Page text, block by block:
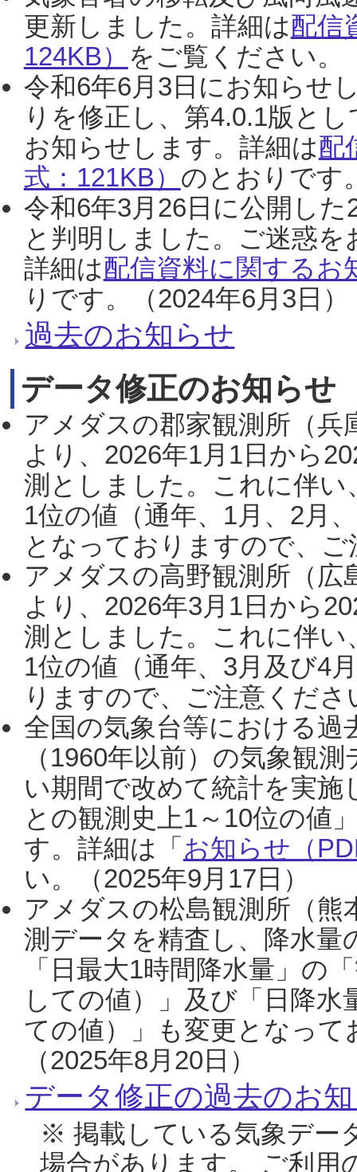
更新しました。詳細は配信
124KB） をご覧ください。
令和6年6月3日にお知らせ
りを修正し、第4.0.1版と
お知らせします。詳細は配
式：121KB） のとおりです
令和6年3月26日に公開し
と判明しました。ご迷惑
詳細は配信資料に関するお
りです。（2024年6月3日）
過去のお知らせ
データ修正のお知らせ
アメダスの郡家観測所（
より、2026年1月1日から
測としました。これに伴い
1位の値（通年、1月、2月
となっておりますので、
アメダスの高野観測所（
より、2026年3月1日から
測としました。これに伴い
1位の値（通年、3月及び4
りますので、ご注意くだ
全国の気象台等における過
（1960年以前）の気象観
い期間で改めて統計を実
との観測史上1～10位の値
す。詳細は「 お知らせ（
い。（2025年9月17日）
アメダスの松島観測所（熊
測データを精査し、降水
「日最大1時間降水量」の
しての値）」及び「日降
ての値）」も変更となっ
（2025年8月20日）
データ修正の過去のお
※ 掲載している気象デー
場合があります。 ご利用